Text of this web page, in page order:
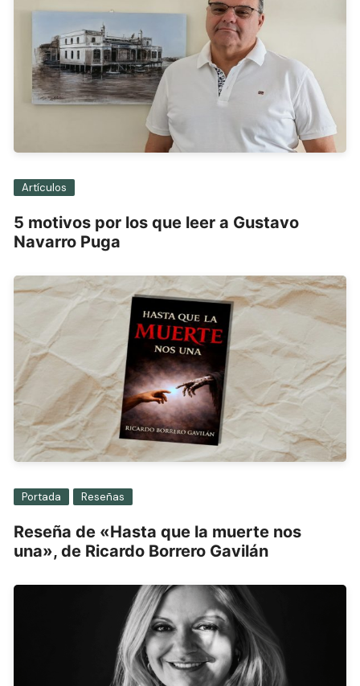
Artículos
5 motivos por los que leer a Gustavo
Navarro Puga
Portada Reseñas
Reseña de «Hasta que la muerte nos
una», de Ricardo Borrero Gavilán